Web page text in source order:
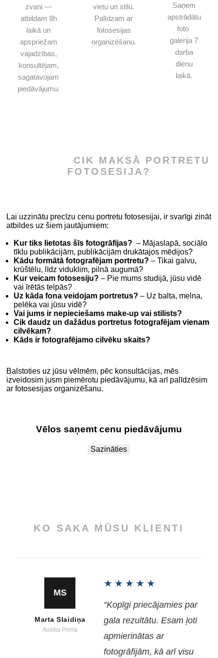
zvani —
atbildam 8h
laikā un
apspriežam
vajadzības,
konsultējam,
sagatavojam
piedāvājumu.
vietu un stilu.
Palīdzam ar
fotosesijas
organizēšanu.
Saņem
apstrādātu
foto
galerija 7
darba
dienu
laikā.
CIK MAKSĀ PORTRETU
FOTOSESIJA?
Lai uzzinātu precīzu cenu portretu fotosesijai, ir svarīgi zināt
atbildes uz šiem jautājumiem:
Kur tiks lietotas šīs fotogrāfijas? – Mājaslapā, sociālo
tīklu publikācijām, publikācijām drukātajos mēdijos?
Kādu formātā fotografējam portretu? – Tikai galvu,
krūštēlu, līdz viduklim, pilnā augumā?
Kur veicam fotosesiju? – Pie mums studijā, jūsu vidē
vai īrētās telpās?
Uz kāda fona veidojam portretus? – Uz balta, melna,
pelēka vai jūsu vidē?
Vai jums ir nepieciešams make-up vai stilists?
Cik daudz un dažādus portretus fotografējam vienam
cilvēkam?
Kāds ir fotografējamo cilvēku skaits?
Balstoties uz jūsu vēlmēm, pēc konsultācijas, mēs
izveidosim jusm piemērotu piedāvājumu, kā arī palīdzēsim
ar fotosesijas organizēšanu.
Vēlos saņemt cenu piedāvājumu
Sazināties
KO SAKA MŪSU KLIENTI
MS
Marta Slaidiņa
Auxilia Prima
★★★★★
“Kopīgi priecājamies par
gala rezultātu. Esam ļoti
apmierinātas ar
fotogrāfijām, kā arī visu